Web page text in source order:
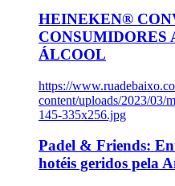
HEINEKEN®
CONSUMIDORES
ÁLCOOL
https://
content/uploads/2023/03/
145-335x256.jpg
Padel & Friends:
hotéis geridos pela